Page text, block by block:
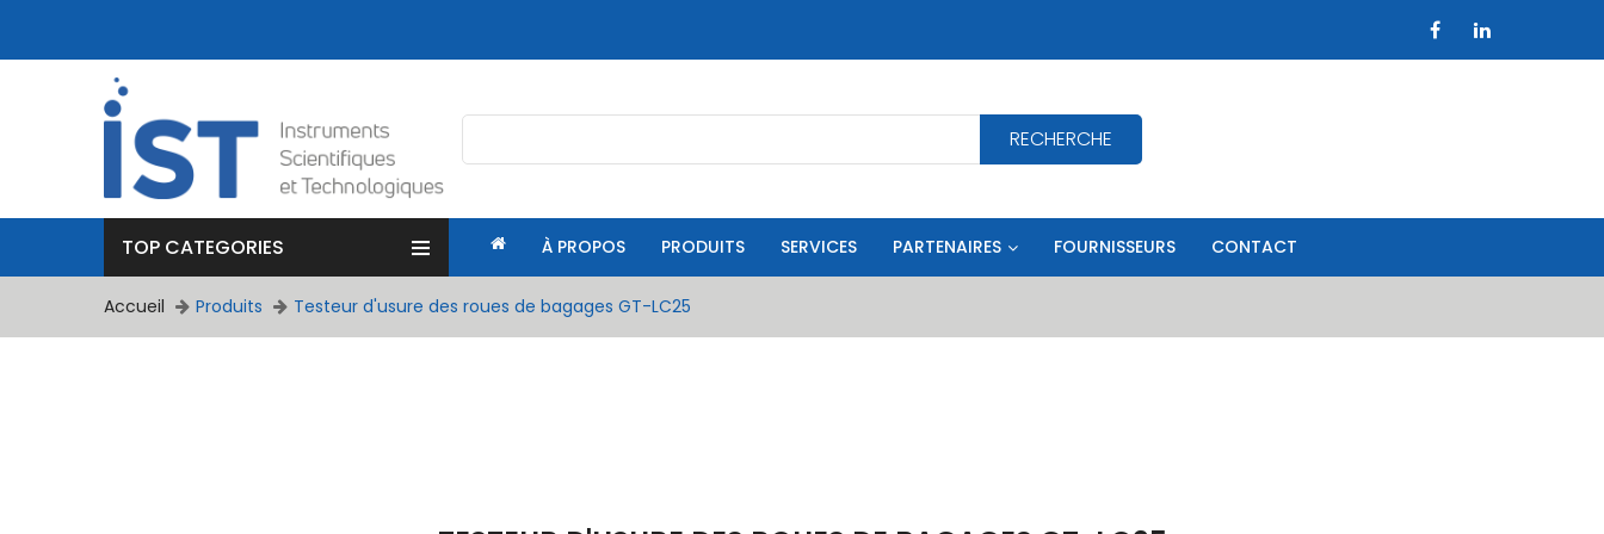
RECHERCHE
TOP CATEGORIES À PROPOS PRODUITS SERVICES PARTENAIRES FOURNISSEURS CONTACT
Accueil Produits Testeur d'usure des roues de bagages GT-LC25